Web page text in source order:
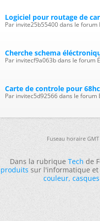
Logiciel pour routage de
Par invite25b55400 dans le forum
Cherche schema
Par invitecf9a063b dans le forum
Carte de controle pour
Par invitec5d92566 dans le forum
Fuseau horaire
Dans la rubriqueTechde
produitssur l'informatique et
couleur,